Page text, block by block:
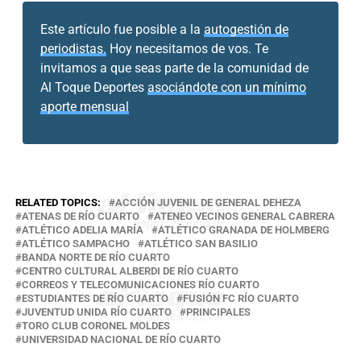
Este artículo fue posible a la autogestión de
periodistas. Hoy necesitamos de vos. Te
invitamos a que seas parte de la comunidad de
Al Toque Deportes asociándote con un mínimo
aporte mensual
RELATED TOPICS:
ACCIÓN JUVENIL DE GENERAL DEHEZA
ATENAS DE RÍO CUARTO
ATENEO VECINOS GENERAL CABRERA
ATLÉTICO ADELIA MARÍA
ATLÉTICO GRANADA DE HOLMBERG
ATLÉTICO SAMPACHO
ATLÉTICO SAN BASILIO
BANDA NORTE DE RÍO CUARTO
CENTRO CULTURAL ALBERDI DE RÍO CUARTO
CORREOS Y TELECOMUNICACIONES RÍO CUARTO
ESTUDIANTES DE RÍO CUARTO
FUSIÓN FC RÍO CUARTO
JUVENTUD UNIDA RÍO CUARTO
PRINCIPALES
TORO CLUB CORONEL MOLDES
UNIVERSIDAD NACIONAL DE RÍO CUARTO